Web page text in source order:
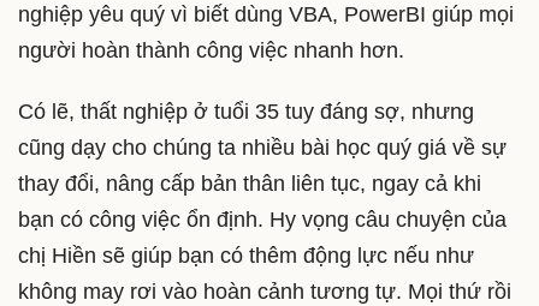
nghiệp yêu quý vì biết dùng VBA, PowerBI giúp mọi
người hoàn thành công việc nhanh hơn.
Có lẽ, thất nghiệp ở tuổi 35 tuy đáng sợ, nhưng
cũng dạy cho chúng ta nhiều bài học quý giá về sự
thay đổi, nâng cấp bản thân liên tục, ngay cả khi
bạn có công việc ổn định. Hy vọng câu chuyện của
chị Hiền sẽ giúp bạn có thêm động lực nếu như
không may rơi vào hoàn cảnh tương tự. Mọi thứ rồi